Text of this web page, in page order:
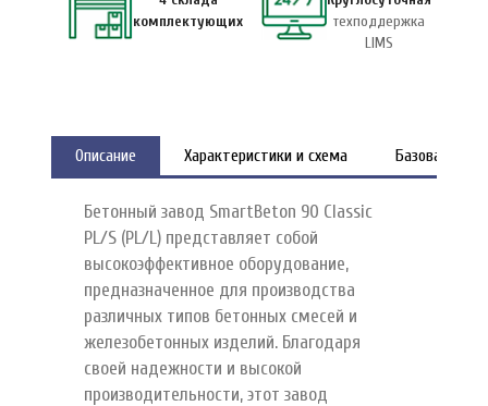
комплектующих
техподдержка
LIMS
Описание Характеристики и схема Базовая
Бетонный завод SmartBeton 90 Classic
PL/S (PL/L) представляет собой
высокоэффективное оборудование,
предназначенное для производства
различных типов бетонных смесей и
железобетонных изделий. Благодаря
своей надежности и высокой
производительности, этот завод